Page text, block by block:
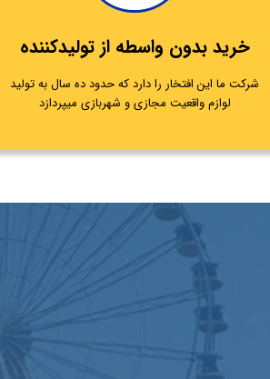
خرید بدون واسطه از تولیدکننده
شرکت ما این افتخار را دارد که حدود ده سال به تولید
لوازم واقعیت مجازی و شهربازی میپردازد